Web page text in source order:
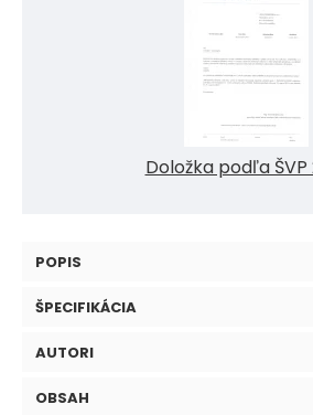
Doložka podľa ŠVP
POPIS
ŠPECIFIKÁCIA
AUTORI
OBSAH